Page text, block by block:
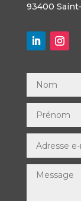
93400